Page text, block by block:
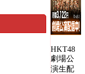
HKT48
劇場公
演生配